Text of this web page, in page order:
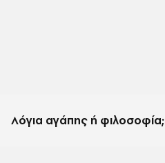
Λόγια αγάπης ή φιλοσοφία;